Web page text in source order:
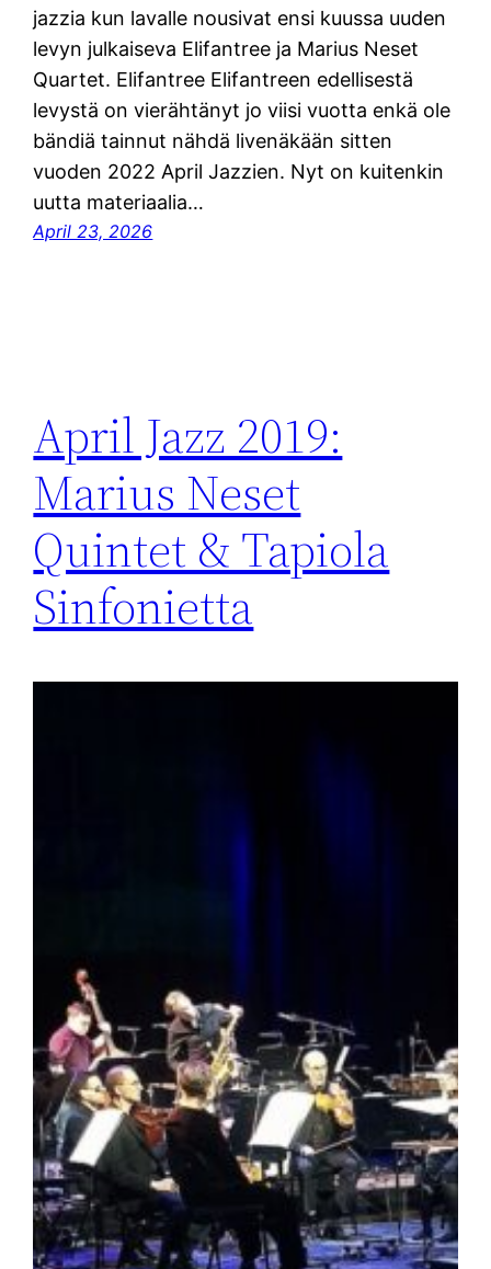
jazzia kun lavalle nousivat ensi kuussa uuden
levyn julkaiseva Elifantree ja Marius Neset
Quartet. Elifantree Elifantreen edellisestä
levystä on vierähtänyt jo viisi vuotta enkä ole
bändiä tainnut nähdä livenäkään sitten
vuoden 2022 April Jazzien. Nyt on kuitenkin
uutta materiaalia…
April 23, 2026
April Jazz 2019:
Marius Neset
Quintet & Tapiola
Sinfonietta